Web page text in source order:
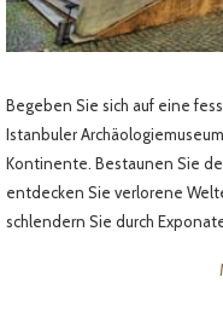
Begeben Sie sich auf eine
Istanbuler
Kontinente. Bestaunen Sie
entdecken Sie verlorene
schlendern Sie durch